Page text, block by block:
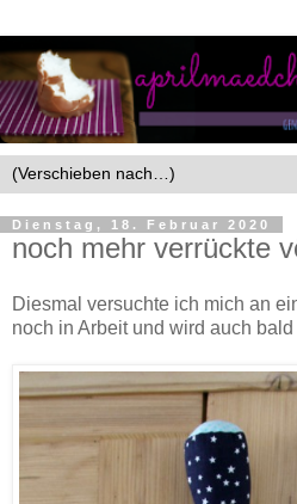
Dienstag, 18. Februar 2020
noch mehr verrückte
Diesmal versuchte ich mich an
noch in Arbeit und wird auch bald